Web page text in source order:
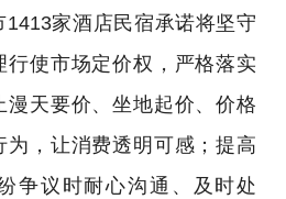
家酒店民宿承诺将坚守
行使市场定价权，严格落实
漫天要价、坐地起价、价格
为，让消费透明可感；提高
争议时耐心沟通、及时处